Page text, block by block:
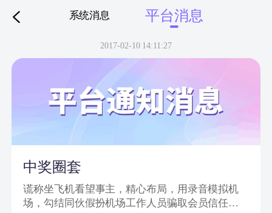
系统消息 平台消息
下拉刷新
2017-02-10 14:11:27
中奖圈套
谎称坐飞机看望事主，精心布局，用录音模拟机
场，勾结同伙假扮机场工作人员骗取会员信任，